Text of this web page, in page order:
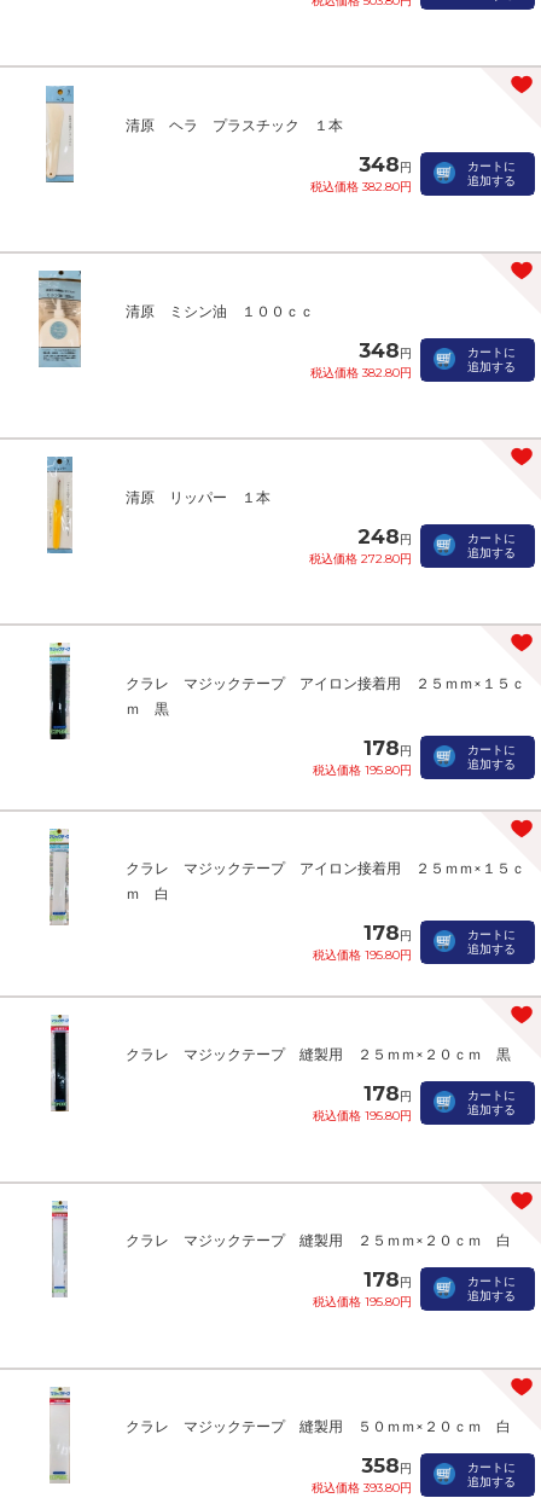
清原 ヘラ プラスチック １本
348円
税込価格 382.80円
カートに
追加する
清原 ミシン油 １００ｃｃ
348円
税込価格 382.80円
カートに
追加する
清原 リッパー １本
248円
税込価格 272.80円
カートに
追加する
クラレ マジックテープ アイロン接着用 ２５ｍｍ×１５ｃ
ｍ 黒
178円
税込価格 195.80円
カートに
追加する
クラレ マジックテープ アイロン接着用 ２５ｍｍ×１５ｃ
ｍ 白
178円
税込価格 195.80円
カートに
追加する
クラレ マジックテープ 縫製用 ２５ｍｍ×２０ｃｍ 黒
178円
税込価格 195.80円
カートに
追加する
クラレ マジックテープ 縫製用 ２５ｍｍ×２０ｃｍ 白
178円
税込価格 195.80円
カートに
追加する
クラレ マジックテープ 縫製用 ５０ｍｍ×２０ｃｍ 白
358円
税込価格 393.80円
カートに
追加する